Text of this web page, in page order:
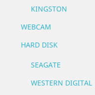
KINGSTON
WEBCAM
HARD DISK
SEAGATE
WESTERN DIGITAL